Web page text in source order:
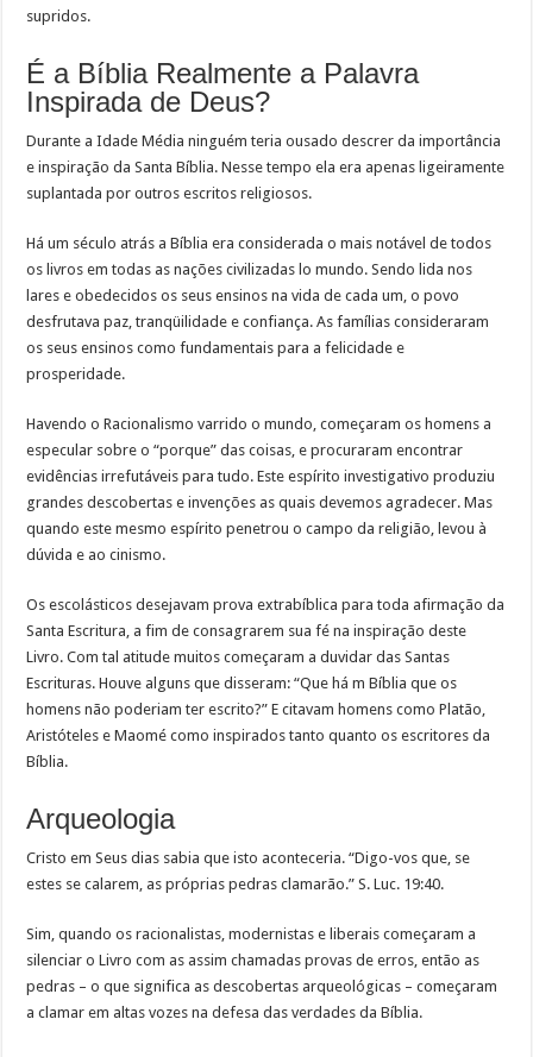
supridos.
É a Bíblia Realmente a Palavra
Inspirada de Deus?
Durante a Idade Média ninguém teria ousado descrer da importância
e inspiração da Santa Bíblia. Nesse tempo ela era apenas ligeiramente
suplantada por outros escritos religiosos.
Há um século atrás a Bíblia era considerada o mais notável de todos
os livros em todas as nações civilizadas lo mundo. Sendo lida nos
lares e obedecidos os seus ensinos na vida de cada um, o povo
desfrutava paz, tranqüilidade e confiança. As famílias consideraram
os seus ensinos como fundamentais para a felicidade e
prosperidade.
Havendo o Racionalismo varrido o mundo, começaram os homens a
especular sobre o “porque” das coisas, e procuraram encontrar
evidências irrefutáveis para tudo. Este espírito investigativo produziu
grandes descobertas e invenções as quais devemos agradecer. Mas
quando este mesmo espírito penetrou o campo da religião, levou à
dúvida e ao cinismo.
Os escolásticos desejavam prova extrabíblica para toda afirmação da
Santa Escritura, a fim de consagrarem sua fé na inspiração deste
Livro. Com tal atitude muitos começaram a duvidar das Santas
Escrituras. Houve alguns que disseram: “Que há m Bíblia que os
homens não poderiam ter escrito?” E citavam homens como Platão,
Aristóteles e Maomé como inspirados tanto quanto os escritores da
Bíblia.
Arqueologia
Cristo em Seus dias sabia que isto aconteceria. “Digo-vos que, se
estes se calarem, as próprias pedras clamarão.” S. Luc. 19:40.
Sim, quando os racionalistas, modernistas e liberais começaram a
silenciar o Livro com as assim chamadas provas de erros, então as
pedras – o que significa as descobertas arqueológicas – começaram
a clamar em altas vozes na defesa das verdades da Bíblia.